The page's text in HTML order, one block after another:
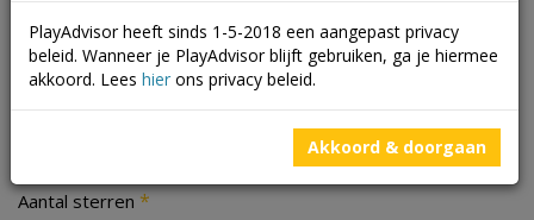
Aantal sterren *
PlayAdvisor heeft sinds 1-5-2018 een aangepast privacy
beleid. Wanneer je PlayAdvisor blijft gebruiken, ga je hiermee
akkoord. Lees hier ons privacy beleid.
Akkoord & doorgaan